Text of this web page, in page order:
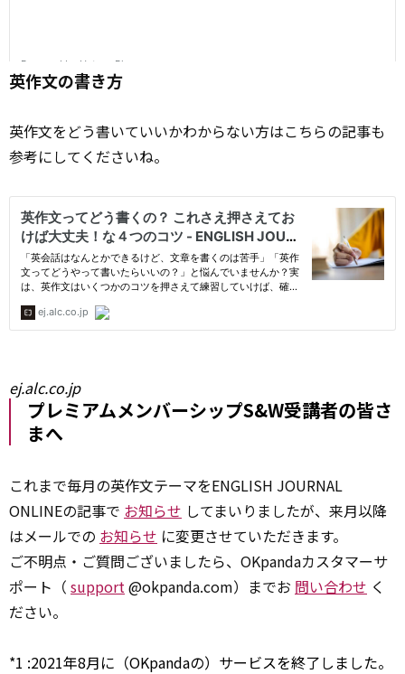
英作文の書き方
英作文をどう書いていいかわからない方はこちらの記事も
参考にしてくださいね。
ej.alc.co.jp
プレミアムメンバーシップS&W受講者の皆さ
まへ
これまで毎月の英作文テーマをENGLISH JOURNAL
ONLINEの記事で お知らせ してまいりましたが、来月以降
はメールでの お知らせ に変更させていただきます。
ご不明点・ご質問ございましたら、OKpandaカスタマーサ
ポート（ support@okpanda.com）までお 問い合わせ く
ださい。
*1 :2021年8月に（OKpandaの）サービスを終了しました。